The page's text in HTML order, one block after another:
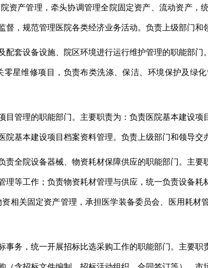
资产管理，牵头协调管理全院固定资产、流动资产，
督，规范管理医院各类经济业务活动。负责上级部门
配套设备设施、院区环境进行运行维护管理的职能部门
星维修项目，负责布类洗涤、保洁、环境保护及绿
目管理的职能部门。主要职责为：负责医院基本建设
院基本建设项目档案资料管理。负责上级部门和领导
责全院设备器械、物资耗材保障供应的职能部门。主
等工作；负责物资耗材管理与供应，统一负责设备
相关固定资产管理，承担医学装备委员会、医用耗材
事务，统一开展招标比选采购工作的职能部门。主要